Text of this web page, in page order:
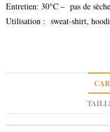
Entretien: 30°C – pas de
Utilisation : sweat-shirt,